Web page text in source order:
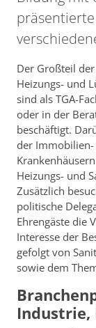
Der Großteil
Heizungs- und
sind als TGA-
oder in der
beschäftigt.
der
Heizungs- und
Zusätzlich
politische
Ehrengäste die
Interesse der
gefolgt von
sowie dem
Industrie,